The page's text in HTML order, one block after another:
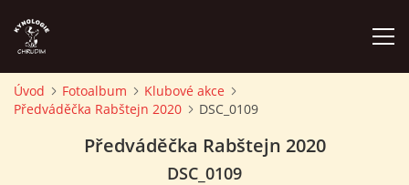
ÚVOD
Úvod Fotoalbum
Klubové akce
Předváděčka Rabštejn 2020
DSC_0109
Předváděčka Rabštejn 2020
DSC_0109